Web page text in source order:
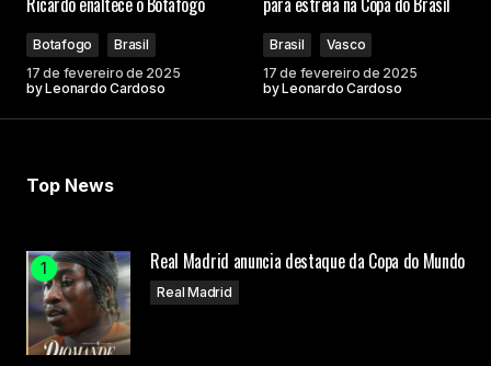
Botafogo
Brasil
17 de fevereiro de 2025
byLeonardo Cardoso
Brasil
Vasco
17 de fevereiro de 2025
byLeonardo Cardoso
Top News
Real Madrid anuncia destaque da Copa do Mundo
Real Madrid